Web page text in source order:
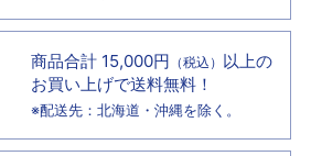
商品合計 15,000円 （税込） 以上の
お買い上げで送料無料！
※配送先：北海道・沖縄を除く。